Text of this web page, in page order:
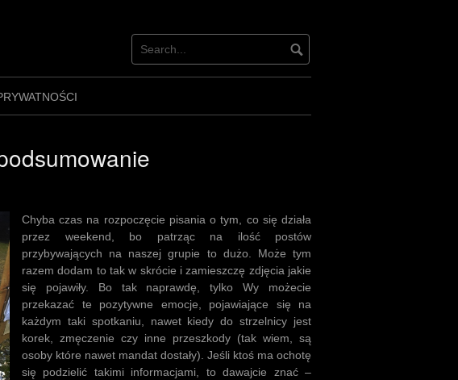
Chyba czas na rozpoczęcie pisania o tym, co się działa
przez weekend, bo patrząc na ilość postów
przybywających na naszej grupie to dużo. Może tym
razem dodam to tak w skrócie i zamieszczę zdjęcia jakie
się pojawiły. Bo tak naprawdę, tylko Wy możecie
przekazać te pozytywne emocje, pojawiające się na
każdym taki spotkaniu, nawet kiedy do strzelnicy jest
korek, zmęczenie czy inne przeszkody (tak wiem, są
osoby które nawet mandat dostały). Jeśli ktoś ma ochotę
się podzielić takimi informacjami, to dawajcie znać –